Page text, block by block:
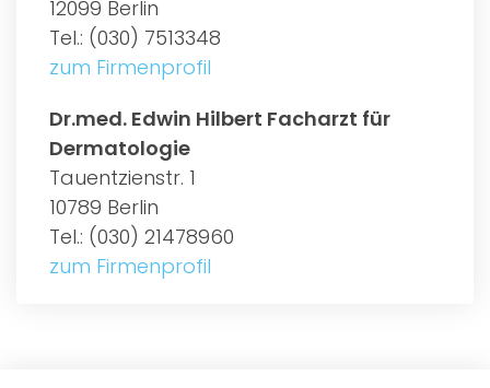
12099 Berlin
Tel.: (030) 7513348
zum Firmenprofil
Dr.med. Edwin Hilbert Facharzt für
Dermatologie
Tauentzienstr. 1
10789 Berlin
Tel.: (030) 21478960
zum Firmenprofil